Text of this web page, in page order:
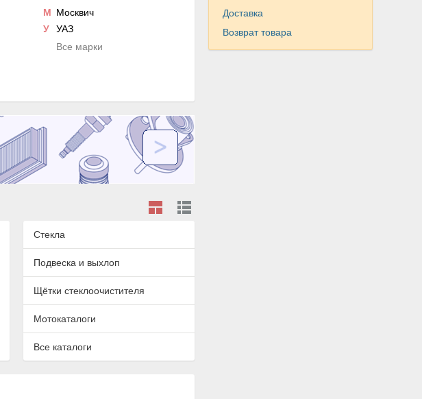
М Москвич
У
УАЗ
Все марки
Стекла
Подвеска и выхлоп
Щётки стеклоочистителя
Мотокаталоги
Все каталоги
Доставка
Возврат товара